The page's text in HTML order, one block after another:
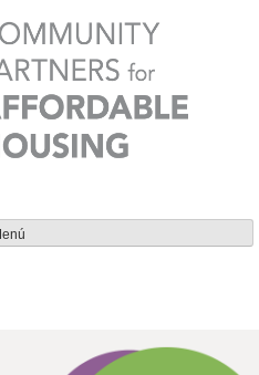
vivienda asequible
al que puedan llamar